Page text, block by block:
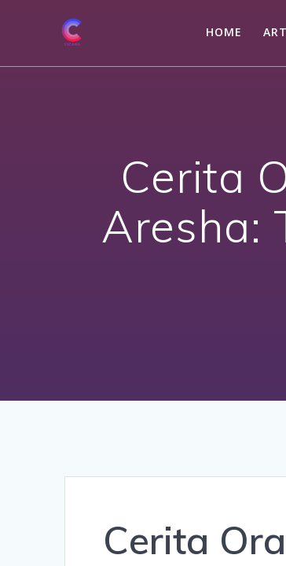
HOME
Cerita
Aresha:
Cerita